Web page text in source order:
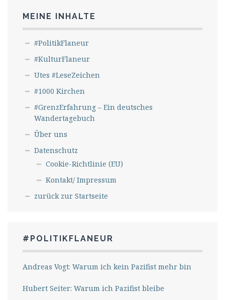
MEINE INHALTE
#PolitikFlaneur
#KulturFlaneur
Utes #LeseZeichen
#1000 Kirchen
#GrenzErfahrung – Ein deutsches
Wandertagebuch
Über uns
Datenschutz
Cookie-Richtlinie (EU)
Kontakt/ Impressum
zurück zur Startseite
#POLITIKFLANEUR
Andreas Vogt: Warum ich kein Pazifist mehr bin
Hubert Seiter: Warum ich Pazifist bleibe